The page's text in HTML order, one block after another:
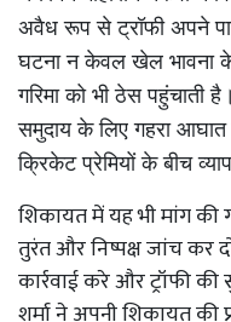
अवैध रूप से ट्रॉफी अपने
घटना न केवल खेल भावना
गरिमा को भी ठेस पहुंचाती
समुदाय के लिए गहरा आघात
क्रिकेट प्रेमियों के बीच
शिकायत में यह भी मांग
तुरंत और निष्पक्ष जांच कर
कार्रवाई करे और ट्रॉफी
शर्मा ने अपनी शिकायत की